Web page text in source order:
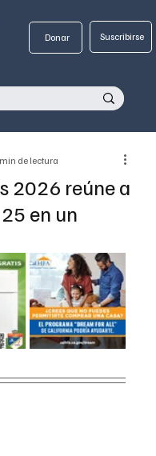
Donar Suscribirse
2026 reúne a
en un
de lectura